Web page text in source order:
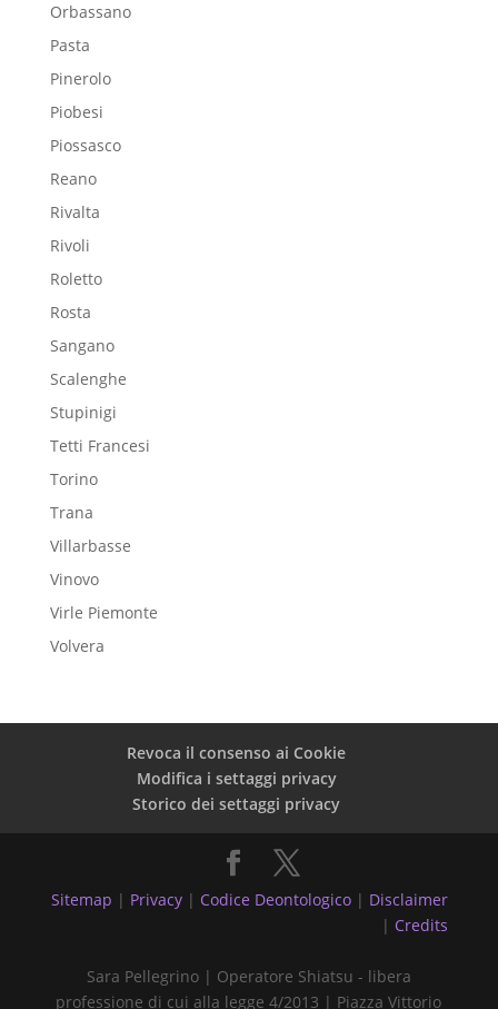
Orbassano
Pasta
Pinerolo
Piobesi
Piossasco
Reano
Rivalta
Rivoli
Roletto
Rosta
Sangano
Scalenghe
Stupinigi
Tetti Francesi
Torino
Trana
Villarbasse
Vinovo
Virle Piemonte
Volvera
Revoca il consenso ai Cookie
Modifica i settaggi privacy
Storico dei settaggi privacy
Sitemap | Privacy | Codice Deontologico | Disclaimer
| Credits
Sara Pellegrino | Operatore Shiatsu - libera
professione di cui alla legge 4/2013 | Piazza Vittorio